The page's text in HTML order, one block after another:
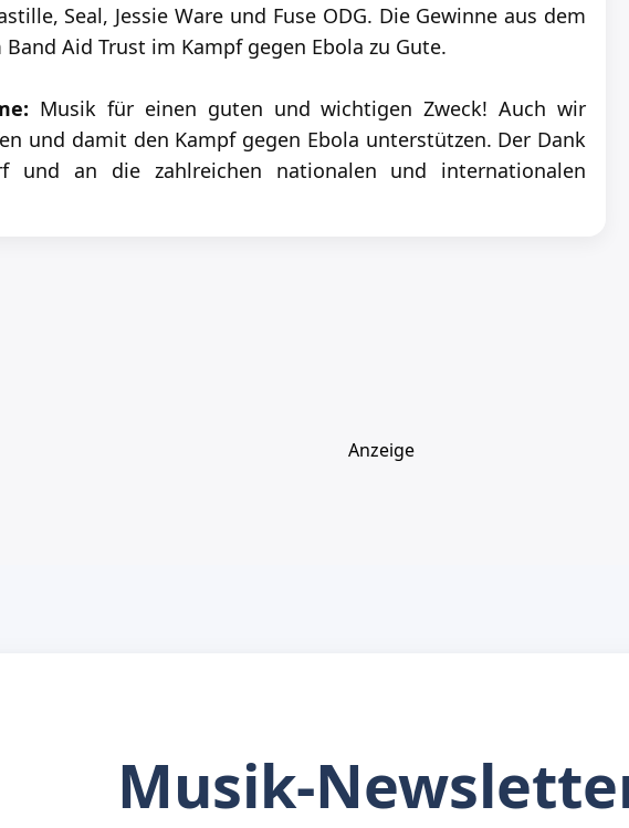
Seal, Jessie Ware und Fuse ODG. Die Gewinne aus dem
Aid Trust im Kampf gegen Ebola zu Gute.
Musik für einen guten und wichtigen Zweck! Auch wir
und damit den Kampf gegen Ebola unterstützen. Der Dank
und an die zahlreichen nationalen und internationalen
Anzeige
Musik-